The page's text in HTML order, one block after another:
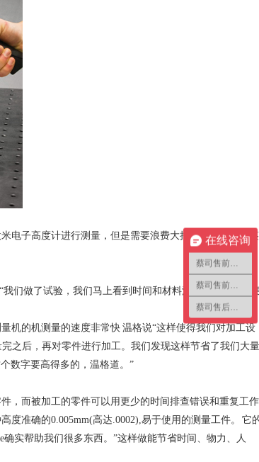
子高度计进行测量，但是需要浪费大把时间和材料。鉴
做了试验，我们马上看到时间和材料消耗的减少，” “
机的机测量的速度非常快 温格说“这样使得我们对加工设
之后，再对零件进行加工。我们发现这样节省了我们大量
数字要高得多的，温格道。”
而被加工的零件可以用更少的时间排查错误和重复工作
度准确的0.005mm(高达.0002),易于使用的测量工件。 它
实帮助我们很多东西。”这样做能节省时间、物力、人
在线咨询
蔡司售前咨询1
蔡司售前咨询2
蔡司售后咨询